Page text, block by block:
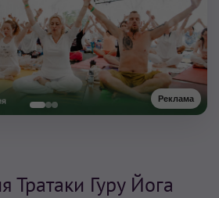
Реклама
Тратаки Гуру Йога